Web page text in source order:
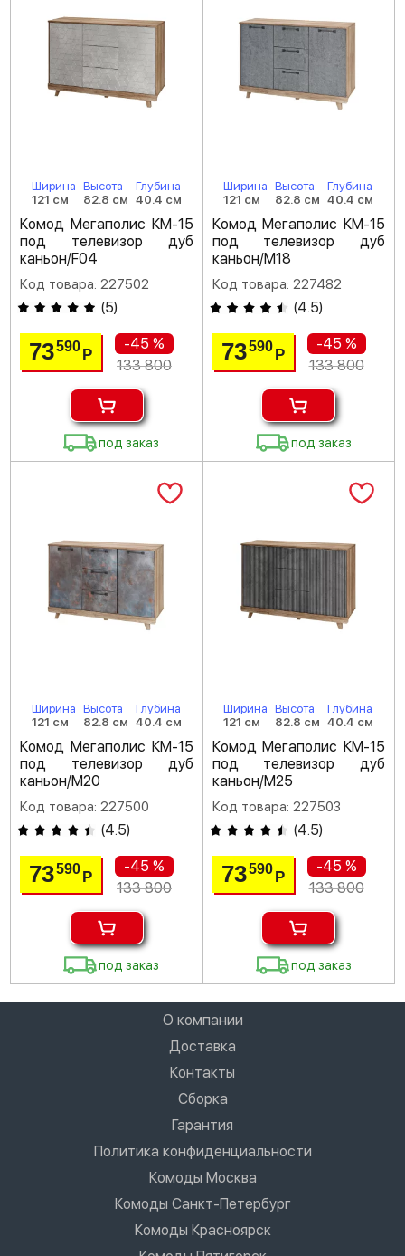
Ширина
121 см
Высота
82.8 см
Глубина
40.4 см
Комод Мегаполис КМ-15
под телевизор дуб
каньон/F04
Код товара: 227502
(5)
73590Р
-45 %
133 800
под заказ
Ширина
121 см
Высота
82.8 см
Глубина
40.4 см
Комод Мегаполис КМ-15
под телевизор дуб
каньон/M18
Код товара: 227482
(4.5)
73590 Р
-45 %
133 800
под заказ
Ширина
121 см
Высота
82.8 см
Глубина
40.4 см
Комод Мегаполис КМ-15
под телевизор дуб
каньон/M20
Код товара: 227500
(4.5)
73590Р
-45 %
133 800
под заказ
Ширина
121 см
Высота
82.8 см
Глубина
40.4 см
Комод Мегаполис КМ-15
под телевизор дуб
каньон/M25
Код товара: 227503
(4.5)
73590 Р
-45 %
133 800
под заказ
О компании
Доставка
Контакты
Сборка
Гарантия
Политика конфиденциальности
Комоды Москва
Комоды Санкт-Петербург
Комоды Красноярск